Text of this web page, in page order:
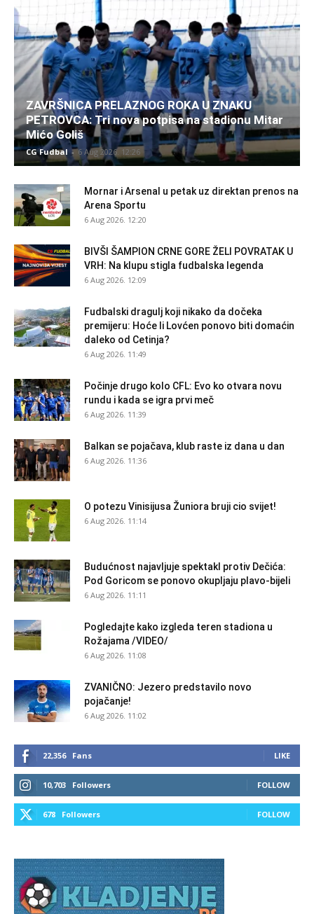
ZAVRŠNICA PRELAZNOG ROKA U ZNAKU
PETROVCA: Tri nova potpisa na stadionu Mitar
Mićo Goliš
CG Fudbal - 6 Aug 2026. 12:26
Mornar i Arsenal u petak uz direktan prenos na
Arena Sportu
6 Aug 2026. 12:20
BIVŠI ŠAMPION CRNE GORE ŽELI POVRATAK U
VRH: Na klupu stigla fudbalska legenda
6 Aug 2026. 12:09
Fudbalski dragulj koji nikako da dočeka
premijeru: Hoće li Lovćen ponovo biti domaćin
daleko od Cetinja?
6 Aug 2026. 11:49
Počinje drugo kolo CFL: Evo ko otvara novu
rundu i kada se igra prvi meč
6 Aug 2026. 11:39
Balkan se pojačava, klub raste iz dana u dan
6 Aug 2026. 11:36
O potezu Vinisijusa Žuniora bruji cio svijet!
6 Aug 2026. 11:14
Budućnost najavljuje spektakl protiv Dečića:
Pod Goricom se ponovo okupljaju plavo-bijeli
6 Aug 2026. 11:11
Pogledajte kako izgleda teren stadiona u
Rožajama /VIDEO/
6 Aug 2026. 11:08
ZVANIČNO: Jezero predstavilo novo
pojačanje!
6 Aug 2026. 11:02
22,356 Fans LIKE
10,703 Followers FOLLOW
678 Followers FOLLOW